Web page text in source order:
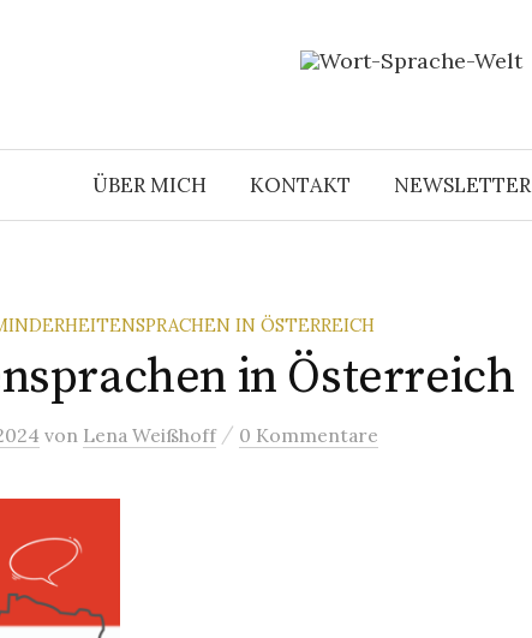
ÜBER MICH KONTAKT NEWSLETTER
IN ÖSTERREICH
in Österreich
von Lena Weißhoff / 0 Kommentare